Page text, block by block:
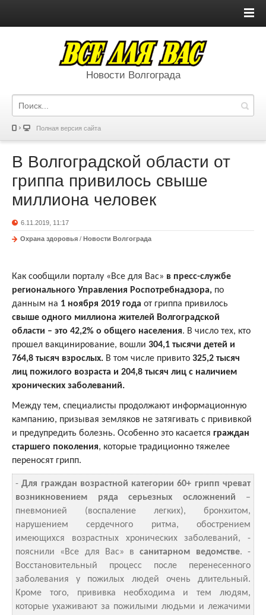
Новости Волгограда
Полная версия сайта
В Волгоградской области от
гриппа привилось свыше
миллиона человек
6.11.2019, 11:17
Охрана здоровья / Новости Волгограда
Как сообщили порталу «Все для Вас» в пресс-службе
регионального Управления Роспотребнадзора, по
данным на 1 ноября 2019 года от гриппа привилось
свыше одного миллиона жителей Волгоградской
области – это 42,2% о общего населения. В число тех, кто
прошел вакцинирование, вошли 304,1 тысячи детей и
764,8 тысяч взрослых. В том числе привито 325,2 тысяч
лиц пожилого возраста и 204,8 тысяч лиц с наличием
хронических заболеваний.
Между тем, специалисты продолжают информационную
кампанию, призывая земляков не затягивать с прививкой
и предупредить болезнь. Особенно это касается граждан
старшего поколения, которые традиционно тяжелее
переносят грипп.
-Для граждан возрастной категории 60+ грипп чреват
возникновением ряда серьезных осложнений –
пневмонией (воспаление легких), бронхитом,
нарушением сердечного ритма, обострением
имеющихся возрастных хронических заболеваний, -
пояснили «Все для Вас» в санитарном ведомстве. -
Восстановительный процесс после перенесенного
заболевания у пожилых людей очень длительный.
Кроме того, прививка необходима и тем людям,
которые ухаживают за пожилыми людьми и лежачими